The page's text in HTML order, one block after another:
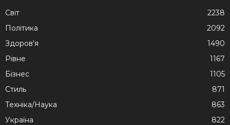
Cвіт
2238
Політика
2092
Здоров'я
1490
Рівне
1167
Бізнес
1105
Стиль
871
Техніка/Наука
863
Україна
822